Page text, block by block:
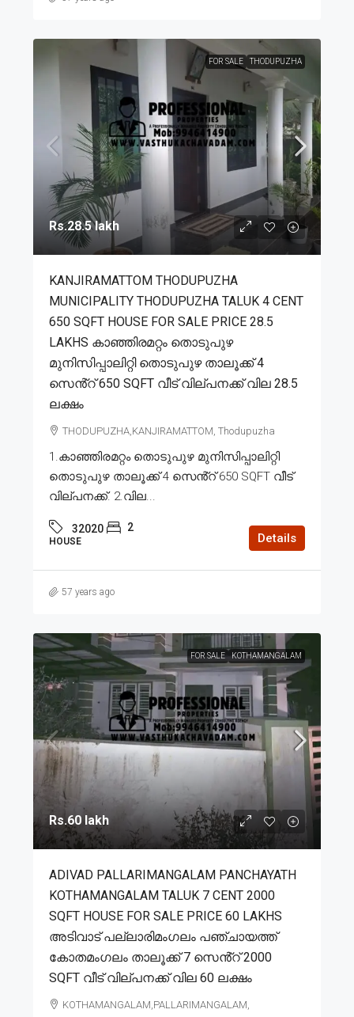
FOR SALE THODUPUZHA
Rs.28.5 lakh
KANJIRAMATTOM THODUPUZHA
MUNICIPALITY THODUPUZHA TALUK 4 CENT
650 SQFT HOUSE FOR SALE PRICE 28.5
LAKHS കാഞ്ഞിരമറ്റം തൊടുപുഴ
മുനിസിപ്പാലിറ്റി തൊടുപുഴ താലൂക്ക് 4
സെൻ്റ് 650 SQFT വീട് വില്പനക്ക് വില 28.5
ലക്ഷം
THODUPUZHA,KANJIRAMATTOM, Thodupuzha
1.കാഞ്ഞിരമറ്റം തൊടുപുഴ മുനിസിപ്പാലിറ്റി
തൊടുപുഴ താലൂക്ക് 4 സെൻ്റ് 650 SQFT വീട്
വില്പനക്ക്. 2.വില...
32020 2
HOUSE Details
57 years ago
FOR SALE KOTHAMANGALAM
Rs.60 lakh
ADIVAD PALLARIMANGALAM PANCHAYATH
KOTHAMANGALAM TALUK 7 CENT 2000
SQFT HOUSE FOR SALE PRICE 60 LAKHS
അടിവാട് പല്ലാരിമംഗലം പഞ്ചായത്ത്
കോതമംഗലം താലൂക്ക് 7 സെൻ്റ് 2000
SQFT വീട് വില്പനക്ക് വില 60 ലക്ഷം
KOTHAMANGALAM,PALLARIMANGALAM,